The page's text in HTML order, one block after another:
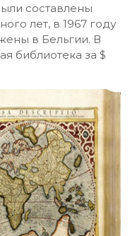
составлены
лет, в 1967 году
в Бельгии. В
библиотека за $